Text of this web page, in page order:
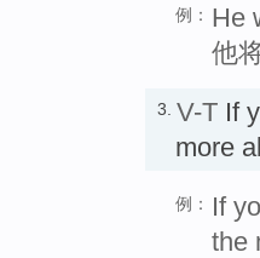
例： He
他
3. V-T If
more
例：
If
the